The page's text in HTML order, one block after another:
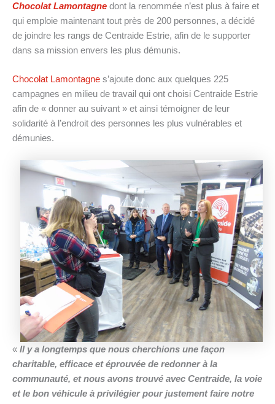
Chocolat Lamontagne dont la renommée n’est plus à faire et
qui emploie maintenant tout près de 200 personnes, a décidé
de joindre les rangs de Centraide Estrie, afin de le supporter
dans sa mission envers les plus démunis.
Chocolat Lamontagne s’ajoute donc aux quelques 225
campagnes en milieu de travail qui ont choisi Centraide Estrie
afin de « donner au suivant » et ainsi témoigner de leur
solidarité à l’endroit des personnes les plus vulnérables et
démunies.
« Il y a longtemps que nous cherchions une façon
charitable, efficace et éprouvée de redonner à la
communauté, et nous avons trouvé avec Centraide, la voie
et le bon véhicule à privilégier pour justement faire notre